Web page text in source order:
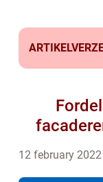
12 february 2022